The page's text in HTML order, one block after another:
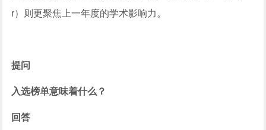
r）则更聚焦上一年度的学术影响力。
提问
入选榜单意味着什么？
回答